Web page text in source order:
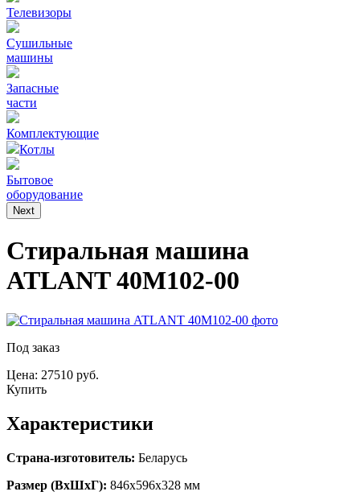
Телевизоры
Сушильные
машины
Запасные
части
Комплектующие
Котлы
Бытовое
оборудование
Next
Стиральная машина
ATLANT 40М102-00
Под заказ
Цена: 27510 руб.
Купить
Характеристики
Страна-изготовитель: Беларусь
Размер (ВхШхГ): 846x596x328 мм